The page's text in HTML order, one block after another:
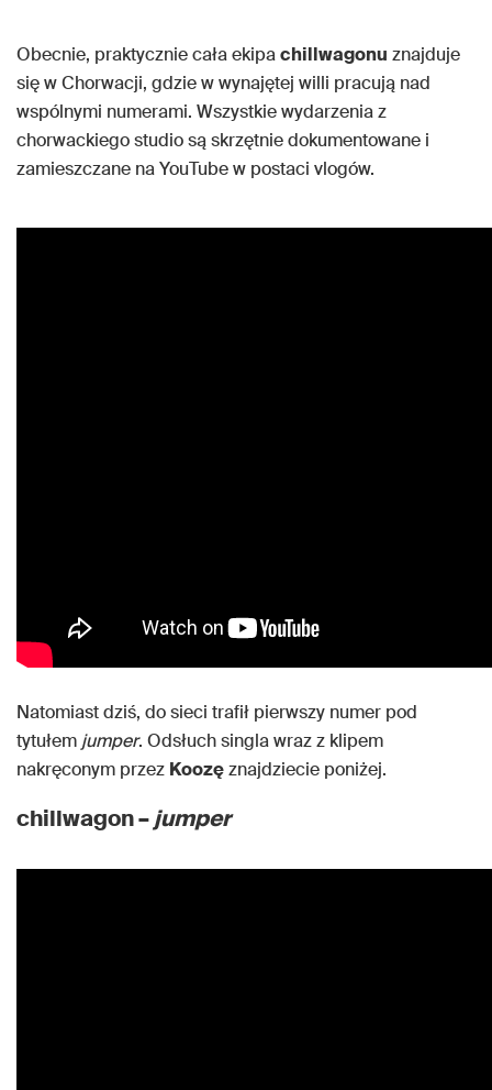
Obecnie, praktycznie cała ekipachillwagonu znajduje
się w Chorwacji, gdzie w wynajętej willi pracują nad
wspólnymi numerami. Wszystkie wydarzenia z
chorwackiego studio są skrzętnie dokumentowane i
zamieszczane na YouTube w postaci vlogów.
Natomiast dziś, do sieci trafił pierwszy numer pod
tytułem jumper. Odsłuch singla wraz z klipem
nakręconym przez Koozęznajdziecie poniżej.
chillwagon –jumper